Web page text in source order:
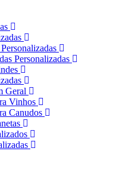
Personalizadas
Geral
Vinhos
Canudos